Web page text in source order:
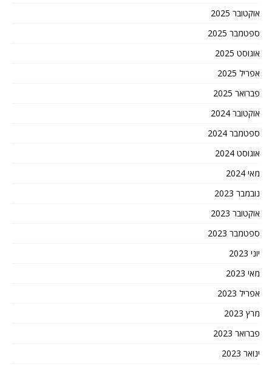
אוקטובר 2025
ספטמבר 2025
אוגוסט 2025
אפריל 2025
פברואר 2025
אוקטובר 2024
ספטמבר 2024
אוגוסט 2024
מאי 2024
נובמבר 2023
אוקטובר 2023
ספטמבר 2023
יוני 2023
מאי 2023
אפריל 2023
מרץ 2023
פברואר 2023
ינואר 2023